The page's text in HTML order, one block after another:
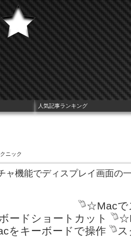
ニック
ャ機能でディスプレイ画面の
☆Macで
ードショートカット
をキーボードで操作
人気記事ランキング